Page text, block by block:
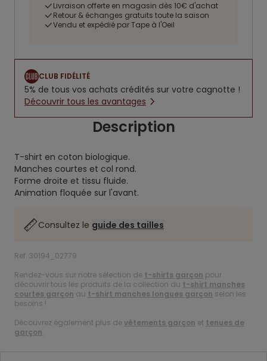
Livraison offerte en magasin dès 10€ d'achat
Retour & échanges gratuits toute la saison
Vendu et expédié par Tape à l'Oeil
CLUB FIDÉLITÉ
5% de tous vos achats crédités sur votre cagnotte !
Découvrir tous les avantages
Description
T-shirt en coton biologique.
Manches courtes et col rond.
Forme droite et tissu fluide.
Animation floquée sur l'avant.
Consultez le guide des tailles
Ref. 30194_02779
Rendez-vous sur notre sélection de t-shirts garçon pour
découvrir tous les produits de la collection du t-shirt manches
courtes garçon au t-shirt manches longues garçon selon les
besoins !
Découvrez également plus devêtements garçon et tenues de
garçon.